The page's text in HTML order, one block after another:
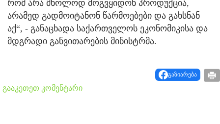
რომ არა მხოლოდ მოგვყიდონ პროდუქცია,
არამედ გადმოიტანონ წარმოებები და გახსნან
აქ“, - განაცხადა საქართველოს ეკონომიკისა და
მდგრადი განვითარების მინისტრმა.
გაზიარება
გააკეთეთ კომენტარი